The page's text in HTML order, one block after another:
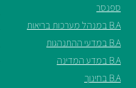
ספנסר
B.A במנהל מערכות בריאות
B.A במדעי ההתנהגות
B.A במדע המדינה
B.A בחינוך